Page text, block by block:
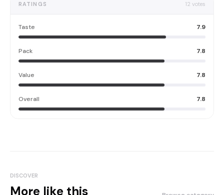
RATINGS 12 votes
Taste 7.9
Pack 7.8
Value 7.8
Overall 7.8
DISCOVER
More like this